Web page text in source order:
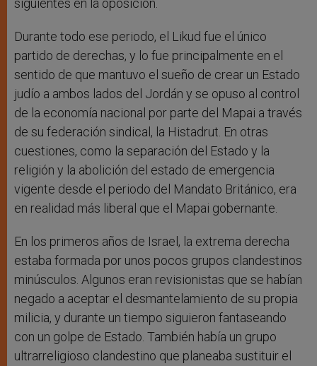
siguientes en la oposición.
Durante todo ese periodo, el Likud fue el único
partido de derechas, y lo fue principalmente en el
sentido de que mantuvo el sueño de crear un Estado
judío a ambos lados del Jordán y se opuso al control
de la economía nacional por parte del Mapai a través
de su federación sindical, la Histadrut. En otras
cuestiones, como la separación del Estado y la
religión y la abolición del estado de emergencia
vigente desde el periodo del Mandato Británico, era
en realidad más liberal que el Mapai gobernante.
En los primeros años de Israel, la extrema derecha
estaba formada por unos pocos grupos clandestinos
minúsculos. Algunos eran revisionistas que se habían
negado a aceptar el desmantelamiento de su propia
milicia, y durante un tiempo siguieron fantaseando
con un golpe de Estado. También había un grupo
ultrarreligioso clandestino que planeaba sustituir el